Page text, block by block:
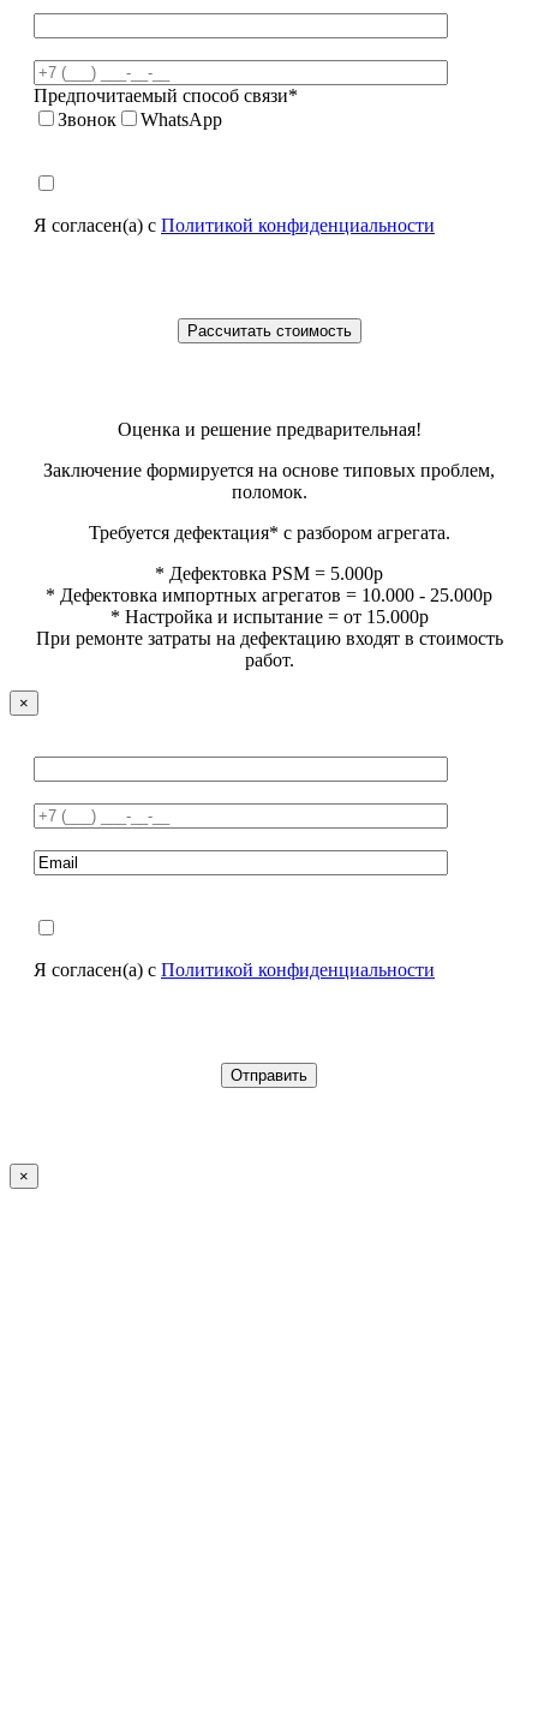
Предпочитаемый способ связи*
Звонок
WhatsApp
Я согласен(а) с Политикой конфиденциальности
Оценка и решение предварительная!
Заключение формируется на основе типовых проблем,
поломок.
Требуется дефектация* с разбором агрегата.
* Дефектовка PSM = 5.000р
* Дефектовка импортных агрегатов = 10.000 - 25.000р
* Настройка и испытание = от 15.000р
При ремонте затраты на дефектацию входят в стоимость
работ.
×
Я согласен(а) с Политикой конфиденциальности
×